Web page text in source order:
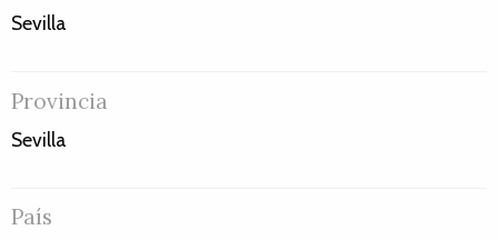
Sevilla
Provincia
Sevilla
País